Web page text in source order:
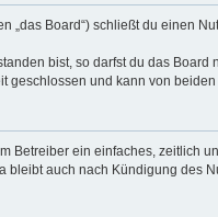
„das Board“) schließt du einen
bist, so darfst du das
geschlossen und kann von
Betreiber ein einfaches, zeitlich
bleibt auch nach Kündigung des